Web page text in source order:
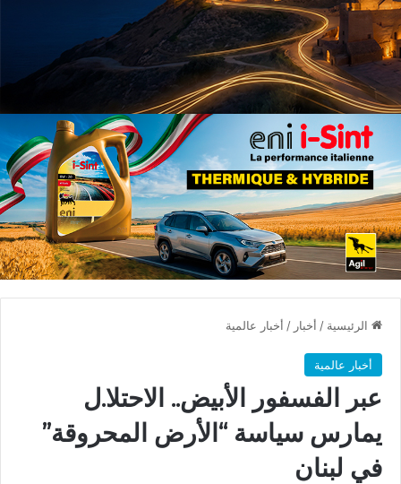
الرئيسية / أخبار / أخبار عالمية
أخبار عالمية
عبر الفسفور الأبيض.. الاحتلا.ل
يمارس سياسة “الأرض المحروقة”
في لبنان